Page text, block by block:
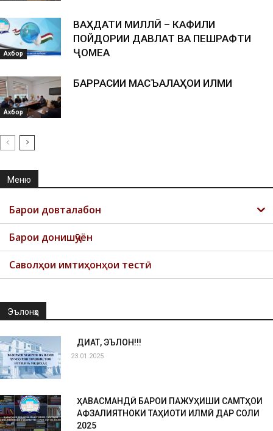
Ахбор
ВАҲДАТИ МИЛЛӢ – КАФИЛИ
ПОЙДОРИИ ДАВЛАТ ВА ПЕШРАФТИ
ҶОМЕА
Ахбор
БАРРАСИИ МАСЪАЛАҲОИ ИЛМИ
Меню
Барои довталабон
Барои донишҷӯён
Саволҳои имтиҳонҳои тестӣ
Эълонҳо
ДИҚҚАТ, ЭЪЛОН!!!
23.01.2025
ҲАВАСМАНДӢ БАРОИ ПАЖУҲИШИ САМТҲОИ
АФЗАЛИЯТНОКИ ТАҲҚИҚОТИ ИЛМӢ ДАР СОЛИ
2025